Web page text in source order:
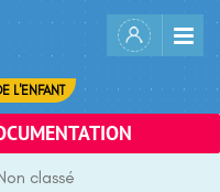
L'ENFANT
classé